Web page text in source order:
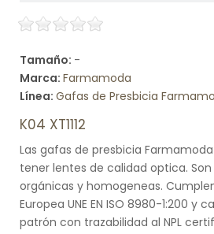
Tamaño: -
Marca: Farmamoda
Línea: Gafas de Presbicia
K04 XT1112
Las gafas de presbicia
tener lentes de calidad optica.
orgánicas y homogeneas.
Europea UNE EN ISO 8980-1:200 y
patrón con trazabilidad al NPL